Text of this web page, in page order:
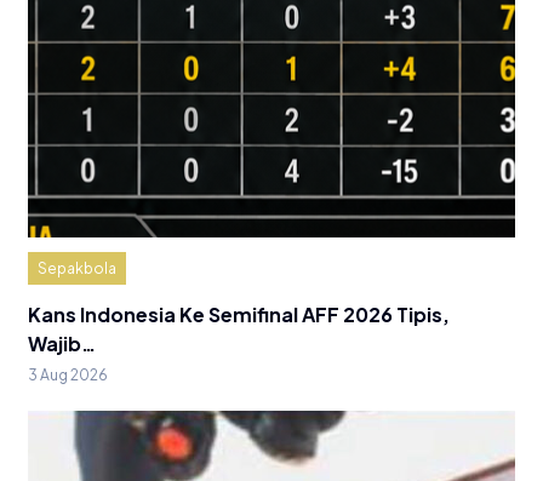
Sepakbola
Kans Indonesia Ke Semifinal AFF 2026 Tipis,
Wajib…
3 Aug 2026